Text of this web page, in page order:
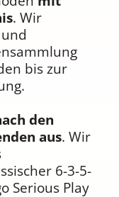
. Wir
bis zur
den
aus. Wir
6-3-5-
Serious Play